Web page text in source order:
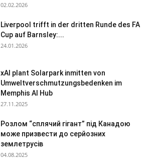
02.02.2026
Liverpool trifft in der dritten Runde des FA
Cup auf Barnsley:...
24.01.2026
xAI plant Solarpark inmitten von
Umweltverschmutzungsbedenken im
Memphis AI Hub
27.11.2025
Розлом “сплячий гігант” під Канадою
може призвести до серйозних
землетрусів
04.08.2025